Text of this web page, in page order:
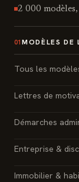
2 000
01 MODÈLES DE
Tous les
Lettres de
Démarches
Entreprise &
Immobilier &